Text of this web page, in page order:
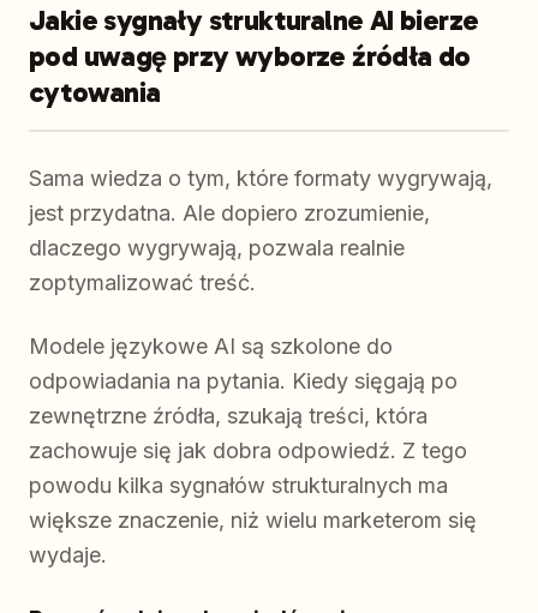
Jakie sygnały strukturalne AI bierze
pod uwagę przy wyborze źródła do
cytowania
Sama wiedza o tym, które formaty wygrywają,
jest przydatna. Ale dopiero zrozumienie,
dlaczego wygrywają, pozwala realnie
zoptymalizować treść.
Modele językowe AI są szkolone do
odpowiadania na pytania. Kiedy sięgają po
zewnętrzne źródła, szukają treści, która
zachowuje się jak dobra odpowiedź. Z tego
powodu kilka sygnałów strukturalnych ma
większe znaczenie, niż wielu marketerom się
wydaje.